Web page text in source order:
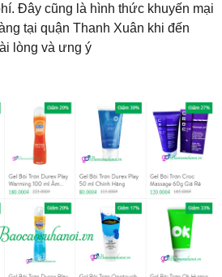
Đây cũng là hình thức khuyến mại
tại quận Thanh Xuân khi đến
lòng và ưng ý